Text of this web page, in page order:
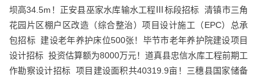
坝高34.5m！正安县巫家水库输水工程Ⅲ标段招标 清镇市三角
花园片区棚户区改造（综合整治）项目设计施工（EPC）总承
包招标 建设老年养护床位500张！毕节市老年养护院建设项目
设计招标 投资估算额为8000万元！道真县忠信水库工程前期工
作勘察设计招标 项目建设面积共40319.9亩！三穗县国家储备